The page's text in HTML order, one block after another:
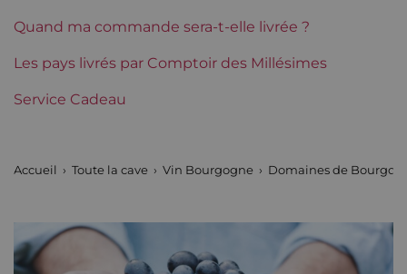
Maturité À garder
Classification Bourgogne Premiers Crus
Domaines de Bourgogne
Quand ma commande sera-t-elle livrée ?
Les pays livrés par Comptoir des Millésimes
Service Cadeau
Accueil Toute la cave Vin Bourgogne Domaines de